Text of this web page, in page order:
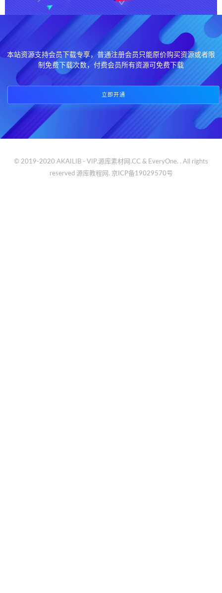
本站资源支持会员下载专享，普通注册会员只能原价购买资源或者限
制免费下载次数，付费会员所有资源可免费下载
立即开通
© 2019-2020 AKAILIB - VIP.源库素材网.CC & EveryOne. . All rights
reserved 源库教程网. 京ICP备19029570号